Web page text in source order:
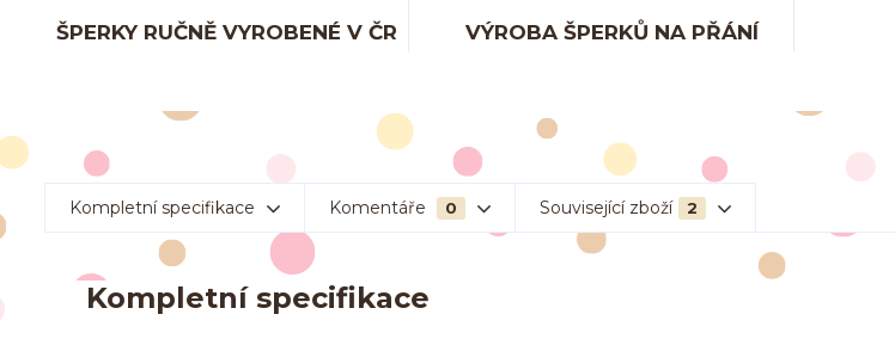
ŠPERKY RUČNĚ VYROBENÉ V ČR VÝROBA ŠPERKŮ NA PŘÁNÍ
Kompletní specifikace Komentáře 0 Související zboží 2
Kompletní specifikace